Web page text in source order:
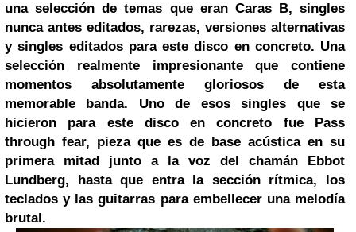
una selección de temas que eran Caras B, singles
nunca antes editados, rarezas, versiones alternativas
y singles editados para este disco en concreto. Una
selección realmente impresionante que contiene
momentos absolutamente gloriosos de esta
memorable banda. Uno de esos singles que se
hicieron para este disco en concreto fue Pass
through fear, pieza que es de base acústica en su
primera mitad junto a la voz del chamán Ebbot
Lundberg, hasta que entra la sección rítmica, los
teclados y las guitarras para embellecer una melodía
brutal.